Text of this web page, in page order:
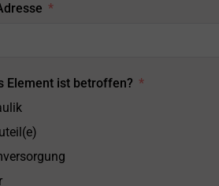
Element ist betroffen?